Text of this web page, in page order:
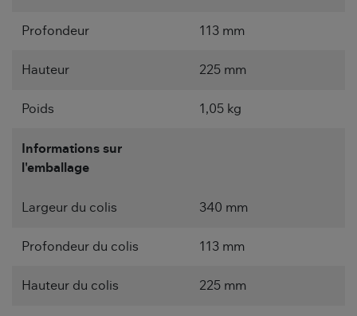
Profondeur 113 mm
Hauteur 225 mm
Poids 1,05 kg
Informations sur
l'emballage
Largeur du colis 340 mm
Profondeur du colis 113 mm
Hauteur du colis 225 mm